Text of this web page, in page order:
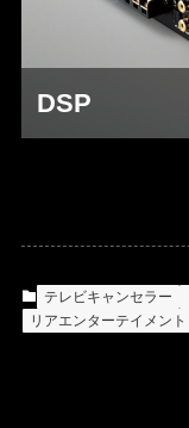
DSP
テレビキャンセラー
リアエンターテイメント